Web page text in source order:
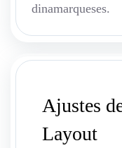
dinamarqueses.
Ajustes
Layout